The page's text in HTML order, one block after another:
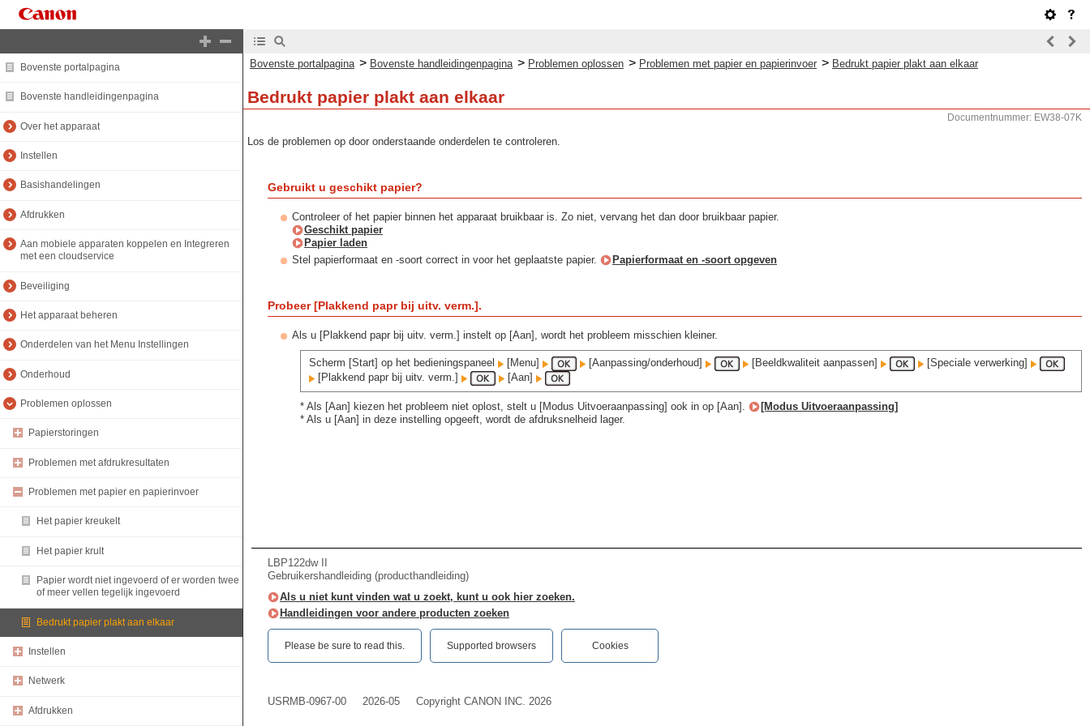
Bovenste portalpagina
Bovenste handleidingenpagina
Over het apparaat
Instellen
Basishandelingen
Afdrukken
Aan mobiele apparaten koppelen en Integreren
met een cloudservice
Beveiliging
Het apparaat beheren
Onderdelen van het Menu Instellingen
Onderhoud
Problemen oplossen
Papierstoringen
Problemen met afdrukresultaten
Problemen met papier en papierinvoer
Het papier kreukelt
Het papier krult
Papier wordt niet ingevoerd of er worden twee
of meer vellen tegelijk ingevoerd
Bedrukt papier plakt aan elkaar
Instellen
Netwerk
Afdrukken
Bovenste portalpagina > Bovenste handleidingenpagina > Problemen oplossen > Problemen met papier en papierinvoer > Bedrukt papier plakt aan elkaar
Bedrukt papier plakt aan elkaar
Documentnummer: EW38-07K
Los de problemen op door onderstaande onderdelen te controleren.
Gebruikt u geschikt papier?
Controleer of het papier binnen het apparaat bruikbaar is. Zo niet, vervang het dan door bruikbaar papier.
Geschikt papier
Papier laden
Stel papierformaat en -soort correct in voor het geplaatste papier.
Papierformaat en -soort opgeven
Probeer [Plakkend papr bij uitv. verm.].
Als u [Plakkend papr bij uitv. verm.] instelt op [Aan], wordt het probleem misschien kleiner.
Scherm [Start] op het bedieningspaneel [Menu] [Aanpassing/onderhoud] [Beeldkwaliteit aanpassen]
[Speciale verwerking]
[Plakkend papr bij uitv. verm.]
[Aan]
* Als [Aan] kiezen het probleem niet oplost, stelt u [Modus Uitvoeraanpassing] ook in op [Aan].
[Modus Uitvoeraanpassing]
* Als u [Aan] in deze instelling opgeeft, wordt de afdruksnelheid lager.
LBP122dw II
Gebruikershandleiding (producthandleiding)
Als u niet kunt vinden wat u zoekt, kunt u ook hier zoeken.
Handleidingen voor andere producten zoeken
Please be sure to read this.‎ Supported browsers Cookies
USRMB-0967-00 2026-05 Copyright CANON INC. 2026